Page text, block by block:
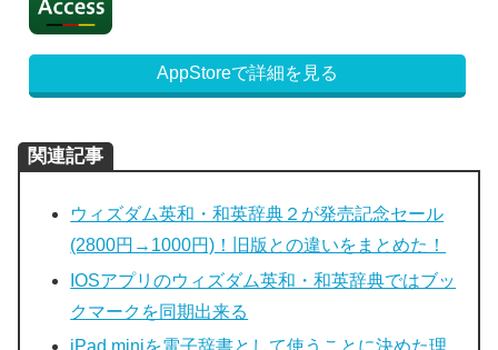
AppStoreで詳細を見る
関連記事
ウィズダム英和・和英辞典２が発売記念セール
(2800円→1000円)！旧版との違いをまとめた！
IOSアプリのウィズダム英和・和英辞典ではブッ
クマークを同期出来る
iPad miniを電子辞書として使うことに決めた理